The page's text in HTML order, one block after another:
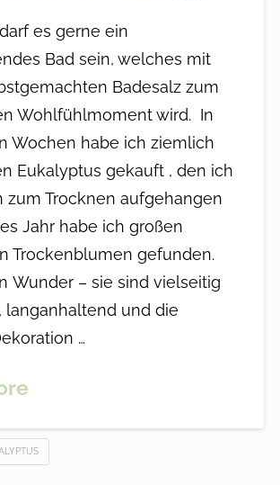
es gerne ein
Bad sein, welches mit
Badesalz zum
Wohlfühlmoment wird. In
Wochen habe ich ziemlich
Eukalyptus gekauft , den ich
zum Trocknen aufgehangen
Jahr habe ich großen
Trockenblumen gefunden.
Wunder – sie sind vielseitig
langanhaltend und die
…